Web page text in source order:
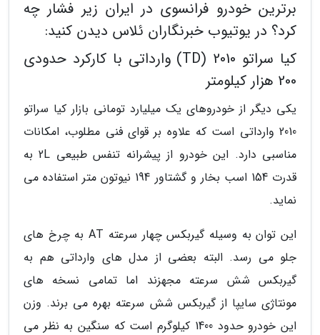
برترین خودرو فرانسوی در ایران زیر فشار چه
کرد؟ در یوتیوب خبرنگاران ئلاس دیدن کنید:
کیا سراتو 2010 (TD) وارداتی با کارکرد حدودی
200 هزار کیلومتر
یکی دیگر از خودروهای یک میلیارد تومانی بازار کیا سراتو
2010 وارداتی است که علاوه بر قوای فنی مطلوب، امکانات
مناسبی دارد. این خودرو از پیشرانه تنفس طبیعی 2L به
قدرت 154 اسب بخار و گشتاور 194 نیوتون متر استفاده می
نماید.
این توان به وسیله گیربکس چهار سرعته AT به چرخ های
جلو می رسد. البته بعضی از مدل های وارداتی هم به
گیربکس شش سرعته مجهزند اما تمامی نسخه های
مونتاژی سایپا از گیربکس شش سرعته بهره می برند. وزن
این خودرو حدود 1400 کیلوگرم است که سنگین به نظر می